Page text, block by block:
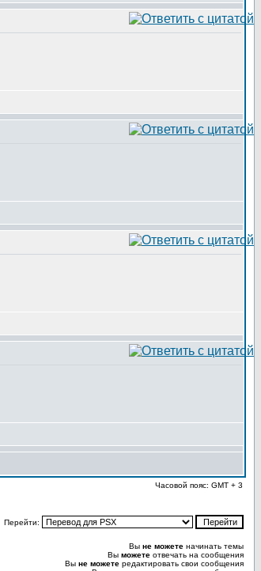
Часовой пояс: GMT + 3
Перейти:
Вы не можете начинать темы
Вы можете отвечать на сообщения
Вы не можете редактировать свои сообщения